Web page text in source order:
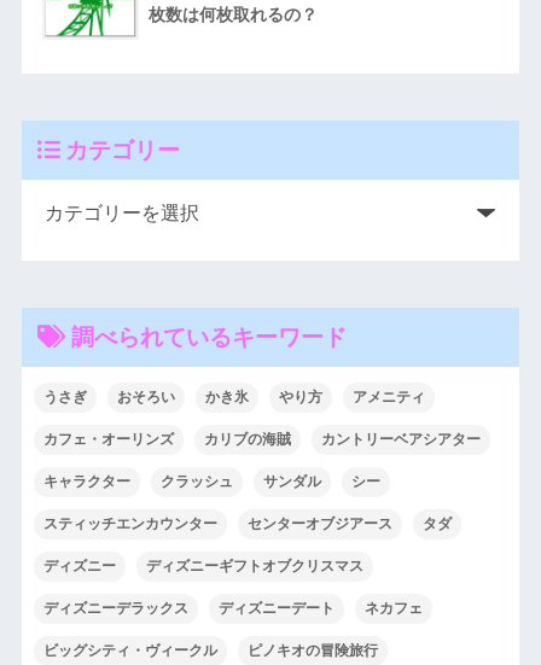
枚数は何枚取れるの？
カテゴリー
調べられているキーワード
うさぎ おそろい かき氷 やり方 アメニティ
カフェ・オーリンズ カリブの海賊 カントリーベアシアター
キャラクター クラッシュ サンダル シー
スティッチエンカウンター センターオブジアース タダ
ディズニー ディズニーギフトオブクリスマス
ディズニーデラックス ディズニーデート ネカフェ
ビッグシティ・ヴィークル ピノキオの冒険旅行